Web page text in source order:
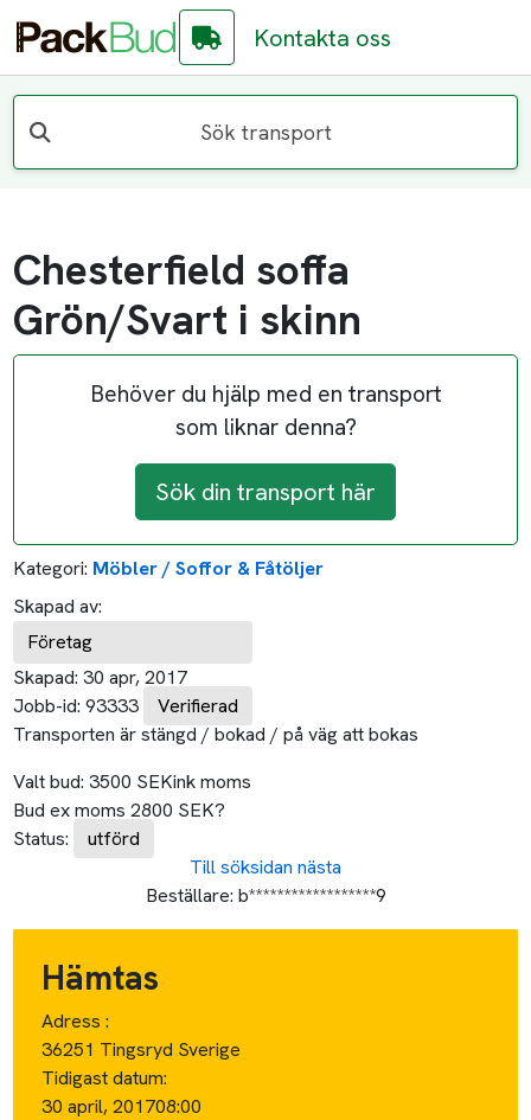
Kontakta oss
Sök transport
Chesterfield soffa
Grön/Svart i skinn
Behöver du hjälp med en transport
som liknar denna?
Sök din transport här
Kategori: Möbler / Soffor & Fåtöljer
Skapad av:
Företag
Skapad: 30 apr, 2017
Jobb-id: 93333
Verifierad
Transporten är stängd / bokad / på väg att bokas
Valt bud: 3500 SEKink moms
Bud ex moms2800 SEK?
Status:
utförd
Till söksidan nästa
Beställare: b******************9
Hämtas
Adress :
36251 Tingsryd Sverige
Tidigast datum:
30 april, 201708:00